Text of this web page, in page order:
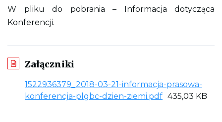
W pliku do pobrania – Informacja dotycząca
Konferencji.
Załączniki
1522936379_2018-03-21-informacja-prasowa-
konferencja-plgbc-dzien-ziemi.pdfL 435,03 KB